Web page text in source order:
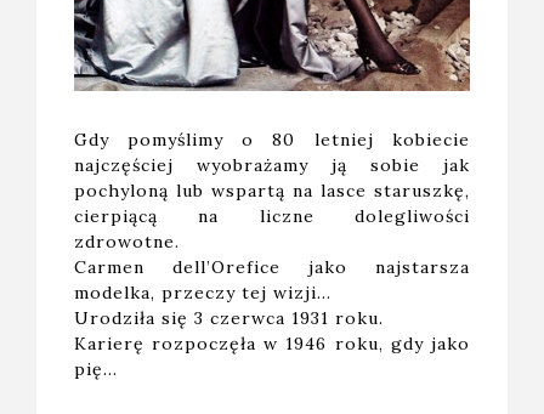
Gdy pomyślimy o 80 letniej kobiecie
najczęściej wyobrażamy ją sobie jak
pochyloną lub wspartą na lasce staruszkę,
cierpiącą na liczne dolegliwości
zdrowotne.
Carmen dell’Orefice jako najstarsza
modelka, przeczy tej wizji…
Urodziła się 3 czerwca 1931 roku.
Karierę rozpoczęła w 1946 roku, gdy jako
pię…